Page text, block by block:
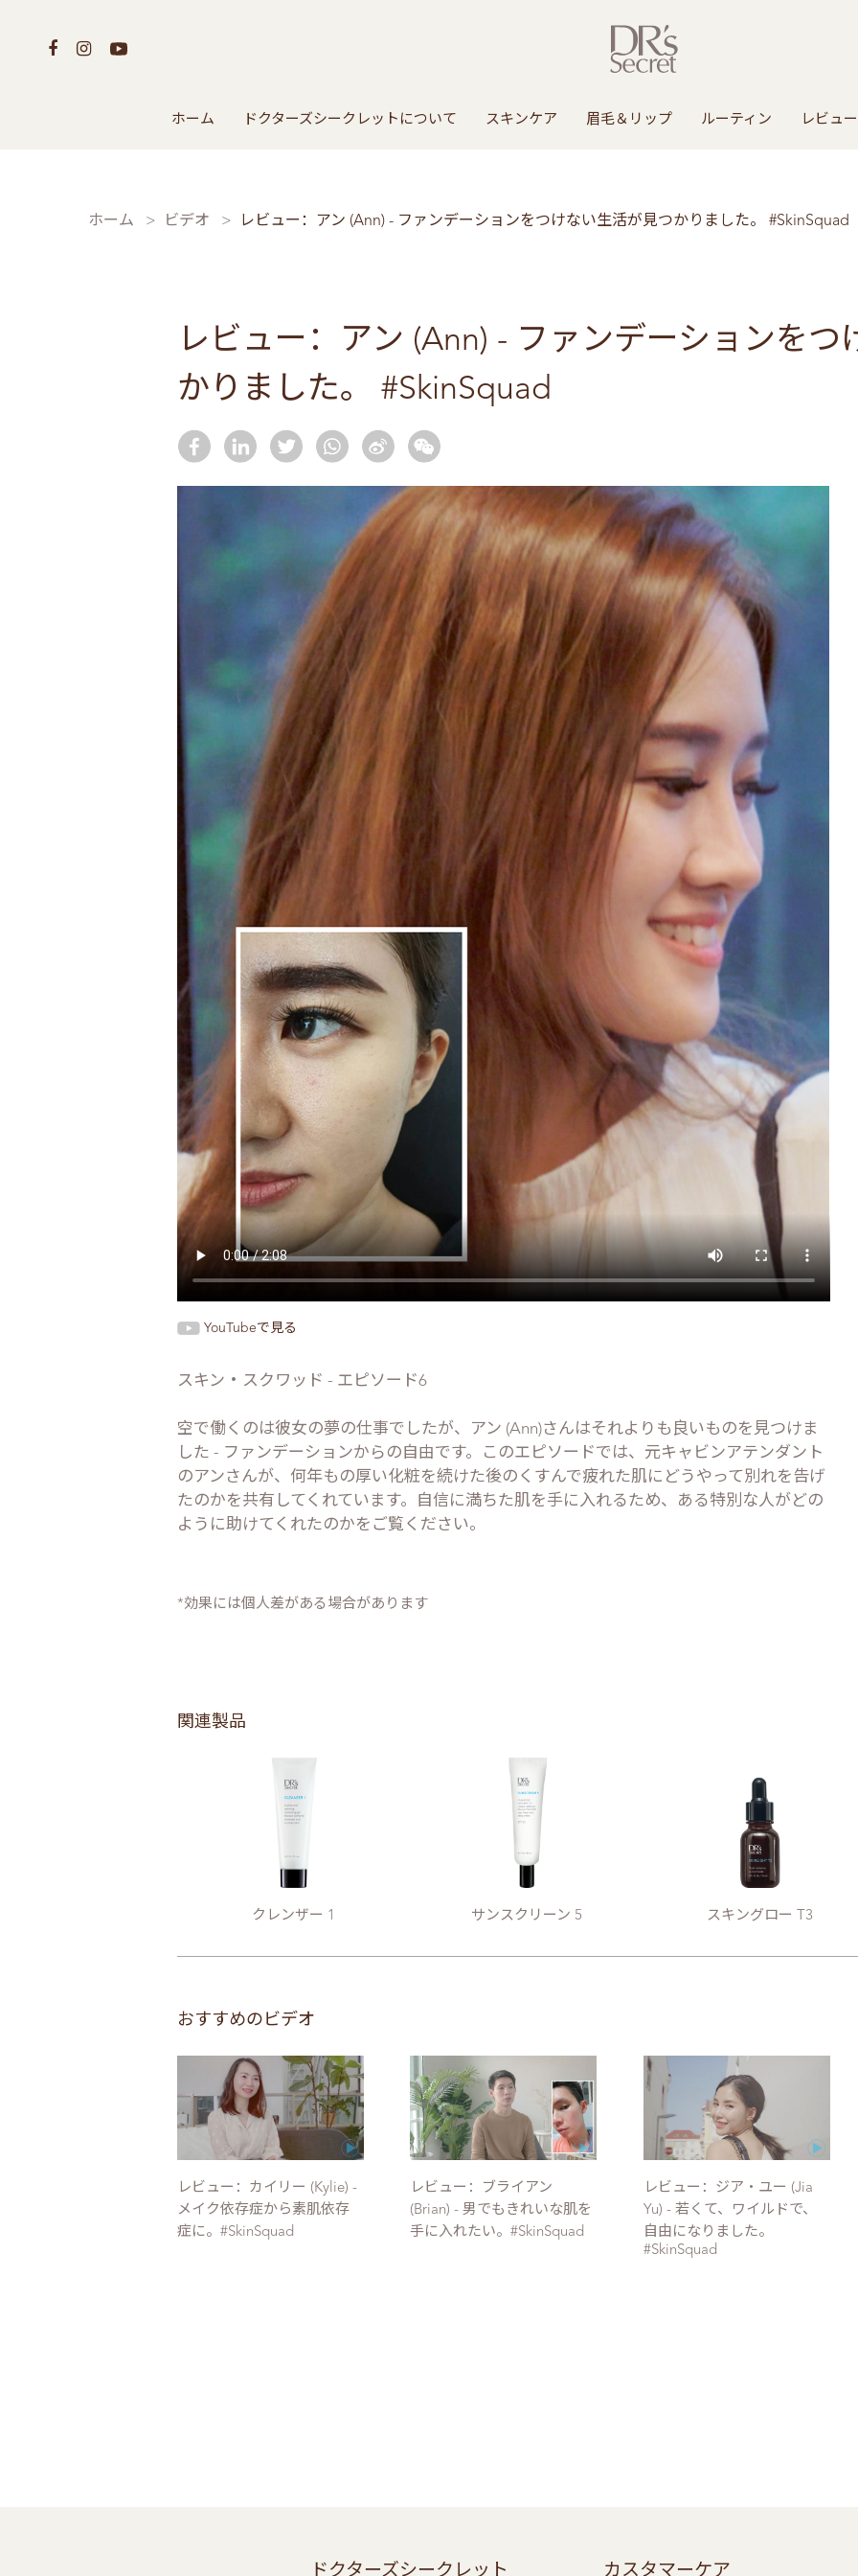
ホーム ドクターズシークレットについて スキンケア 眉毛＆リップ ルーティン レビュー
ホーム ビデオ レビュー：アン (Ann) - ファンデーションをつけない生活が見つかりました。 #SkinSquad
レビュー：アン (Ann) - ファンデーションをつ
かりました。 #SkinSquad
YouTubeで見る
スキン・スクワッド - エピソード6
空で働くのは彼女の夢の仕事でしたが、アン (Ann)さんはそれよりも良いものを見つけま
した - ファンデーションからの自由です。このエピソードでは、元キャビンアテンダント
のアンさんが、何年もの厚い化粧を続けた後のくすんで疲れた肌にどうやって別れを告げ
たのかを共有してくれています。自信に満ちた肌を手に入れるため、ある特別な人がどの
ように助けてくれたのかをご覧ください。
*効果には個人差がある場合があります
関連製品
クレンザー 1 サンスクリーン 5 スキングロー T3
おすすめのビデオ
レビュー：カイリー (Kylie) -
メイク依存症から素肌依存
症に。#SkinSquad
レビュー：ブライアン
(Brian) - 男でもきれいな肌を
手に入れたい。#SkinSquad
レビュー：ジア・ユー (Jia
Yu) - 若くて、ワイルドで、
自由になりました。
#SkinSquad
ドクターズシークレット カスタマーケア